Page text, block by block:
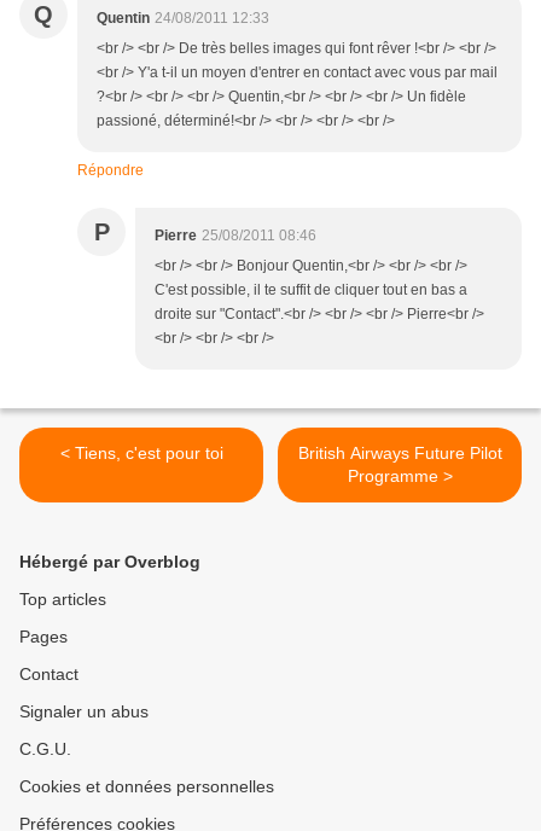
Q Quentin 24/08/2011 12:33
<br /> <br /> De très belles images qui font rêver !<br /> <br />
<br /> Y'a t-il un moyen d'entrer en contact avec vous par mail
?<br /> <br /> <br /> Quentin,<br /> <br /> <br /> Un fidèle
passioné, déterminé!<br /> <br /> <br /> <br />
Répondre
P Pierre 25/08/2011 08:46
<br /> <br /> Bonjour Quentin,<br /> <br /> <br />
C'est possible, il te suffit de cliquer tout en bas a
droite sur "Contact".<br /> <br /> <br /> Pierre<br />
<br /> <br /> <br />
< Tiens, c'est pour toi
British Airways Future Pilot
Programme >
Hébergé par Overblog
Top articles
Pages
Contact
Signaler un abus
C.G.U.
Cookies et données personnelles
Préférences cookies